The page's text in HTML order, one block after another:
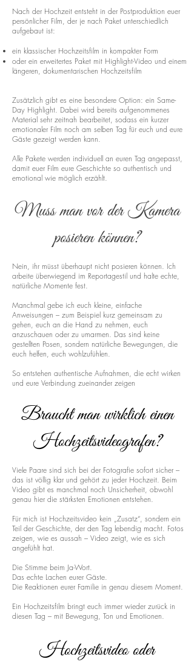
Nach der Hochzeit entsteht in der Postproduktion euer
persönlicher Film, der je nach Paket unterschiedlich
aufgebaut ist:
ein klassischer Hochzeitsfilm in kompakter Form
oder ein erweitertes Paket mit Highlight-Video und einem
längeren, dokumentarischen Hochzeitsfilm
Zusätzlich gibt es eine besondere Option: ein Same-
Day Highlight. Dabei wird bereits aufgenommenes
Material sehr zeitnah bearbeitet, sodass ein kurzer
emotionaler Film noch am selben Tag für euch und eure
Gäste gezeigt werden kann.
Alle Pakete werden individuell an euren Tag angepasst,
damit euer Film eure Geschichte so authentisch und
emotional wie möglich erzählt.
Muss man vor der Kamera
posieren können?
Nein, ihr müsst überhaupt nicht posieren können. Ich
arbeite überwiegend im Reportagestil und halte echte,
natürliche Momente fest.
Manchmal gebe ich euch kleine, einfache
Anweisungen – zum Beispiel kurz gemeinsam zu
gehen, euch an die Hand zu nehmen, euch
anzuschauen oder zu umarmen. Das sind keine
gestellten Posen, sondern natürliche Bewegungen, die
euch helfen, euch wohlzufühlen.
So entstehen authentische Aufnahmen, die echt wirken
und eure Verbindung zueinander zeigen
Braucht man wirklich einen
Hochzeitsvideografen?
Viele Paare sind sich bei der Fotografie sofort sicher –
das ist völlig klar und gehört zu jeder Hochzeit. Beim
Video gibt es manchmal noch Unsicherheit, obwohl
genau hier die stärksten Emotionen entstehen.
Für mich ist Hochzeitsvideo kein „Zusatz“, sondern ein
Teil der Geschichte, der den Tag lebendig macht. Fotos
zeigen, wie es aussah – Video zeigt, wie es sich
angefühlt hat.
Die Stimme beim Ja-Wort.
Das echte Lachen eurer Gäste.
Die Reaktionen eurer Familie in genau diesem Moment.
Ein Hochzeitsfilm bringt euch immer wieder zurück in
diesen Tag – mit Bewegung, Ton und Emotionen.
Hochzeitsvideo oder